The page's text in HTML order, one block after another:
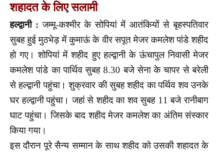
शहादत के लिए सलामी
हल्द्वानी : जम्मू-कश्मीर के सोपियां में आतंकियों से बृहस्पतिवार
सुबह हुई मुठभेड़ में कुमाऊं के वीर सपूत मेजर कमलेश पांडे शहीद
हो गए। शोपियां में शहीद हुए हल्द्वानी के ऊंचापुल निवासी मेजर
कमलेश पांडे का पार्थिव सुबह 8.30 बजे सेना के चापर से बरेली
से हल्द्वानी पहुंचा। शुक्रवार की सुबह शहीद का पर्थिव शव उनके
घर हल्‍द्वानी पहुंचा। जहां से शहीद का शव सुबह 11 बजे रानीबाग
घाट पहुंचा। जिसके बाद शहीद मेजर कमलेश का अंतिम संस्कार
किया गया।
इस दौरान पूरे सैन्य सम्मान के साथ शहीद को उसकी शहादत के